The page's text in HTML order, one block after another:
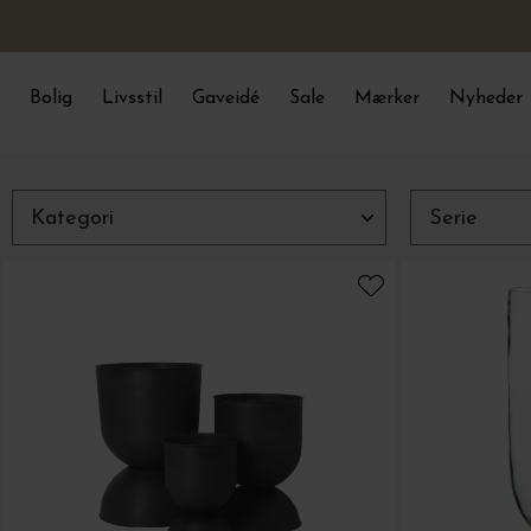
Bolig Livsstil Gaveidé Sale Mærker Nyheder
Kategori Serie